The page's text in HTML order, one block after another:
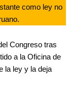
como ley no
Congreso tras
a la Oficina de
la ley y la deja